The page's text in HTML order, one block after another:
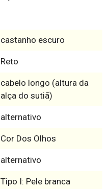
castanho escuro
Reto
cabelo longo (altura da
alça do sutiã)
alternativo
Cor Dos Olhos
alternativo
Tipo I: Pele branca